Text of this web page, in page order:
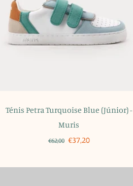
Ténis Petra Turquoise Blue (Júnior) -
Muris
€62,00 €37,20